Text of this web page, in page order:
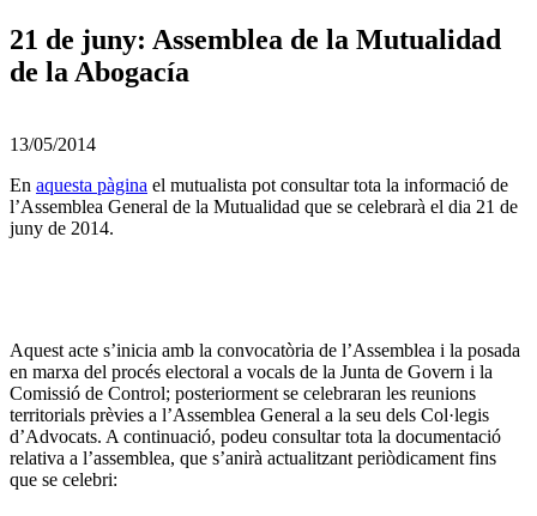
21 de juny: Assemblea de la Mutualidad
de la Abogacía
13/05/2014
En aquesta pàgina el mutualista pot consultar tota la informació de
l’Assemblea General de la Mutualidad que se celebrarà el dia 21 de
juny de 2014.
Aquest acte s’inicia amb la convocatòria de l’Assemblea i la posada
en marxa del procés electoral a vocals de la Junta de Govern i la
Comissió de Control; posteriorment se celebraran les reunions
territorials prèvies a l’Assemblea General a la seu dels Col·legis
d’Advocats. A continuació, podeu consultar tota la documentació
relativa a l’assemblea, que s’anirà actualitzant periòdicament fins
que se celebri: